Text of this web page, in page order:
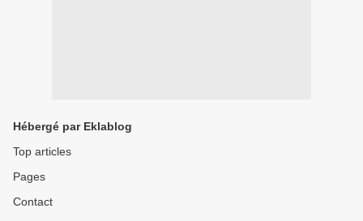
Hébergé par Eklablog
Top articles
Pages
Contact